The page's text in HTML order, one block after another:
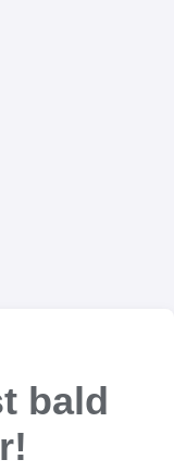
bald